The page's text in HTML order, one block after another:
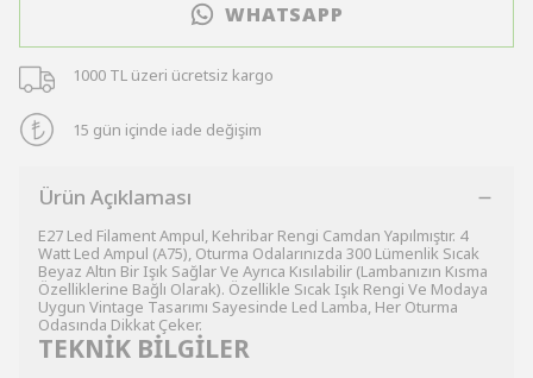
WHATSAPP
1000 TL üzeri ücretsiz kargo
15 gün içinde iade değişim
Ürün Açıklaması
E27 Led Filament Ampul, Kehribar Rengi Camdan Yapılmıştır. 4
Watt Led Ampul (A75), Oturma Odalarınızda 300 Lümenlik Sıcak
Beyaz Altın Bir Işık Sağlar Ve Ayrıca Kısılabilir (Lambanızın Kısma
Özelliklerine Bağlı Olarak). Özellikle Sıcak Işık Rengi Ve Modaya
Uygun Vintage Tasarımı Sayesinde Led Lamba, Her Oturma
Odasında Dikkat Çeker.
TEKNİK BİLGİLER